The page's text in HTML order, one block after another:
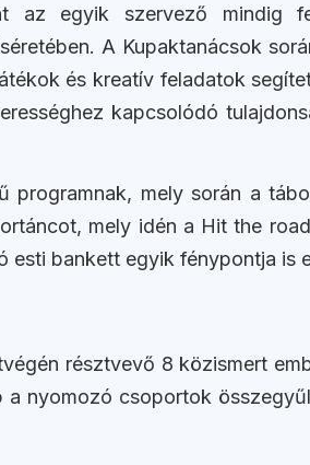
az egyik szervező mindig
A Kupaktanácsok
és kreatív feladatok
kapcsolódó
programnak, mely során a
mely idén a Hit the
esti bankett egyik fénypontja is
résztvevő 8 közismert
nyomozó csoportok